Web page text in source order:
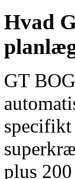
Hvad
GT
plus